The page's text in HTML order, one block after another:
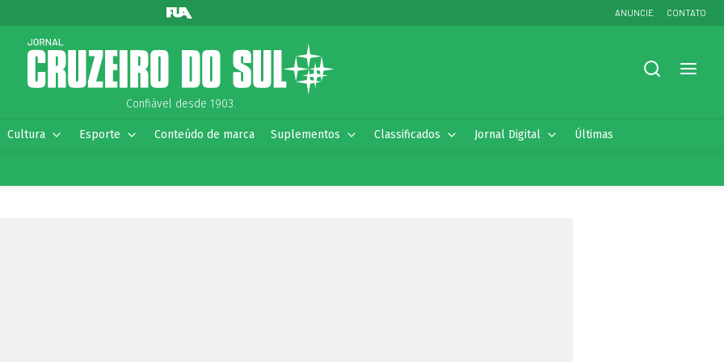
ANUNCIE CONTATO
Confiável desde 1903.
Cultura Esporte Conteúdo de marca Suplementos Classificados Jornal Digital Últimas